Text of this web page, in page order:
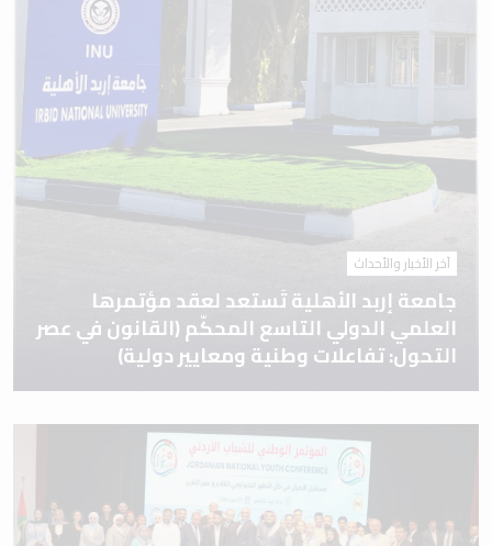
آخر الأخبار والأحداث
جامعة إربد الأهلية تَستعد لعقد مؤتمرها
العلمي الدولي التاسع المحكّم (القانون في عصر
التحول: تفاعلات وطنية ومعايير دولية)